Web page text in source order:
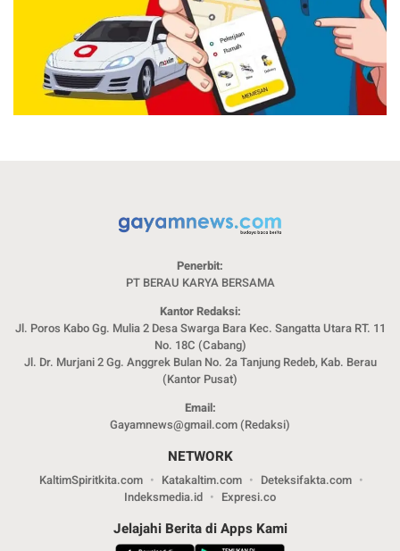
Penerbit:
PT BERAU KARYA BERSAMA
Kantor Redaksi:
Jl. Poros Kabo Gg. Mulia 2 Desa Swarga Bara Kec. Sangatta Utara RT. 11
No. 18C (Cabang)
Jl. Dr. Murjani 2 Gg. Anggrek Bulan No. 2a Tanjung Redeb, Kab. Berau
(Kantor Pusat)
Email:
Gayamnews@gmail.com (Redaksi)
NETWORK
KaltimSpiritkita.com Katakaltim.com
Deteksifakta.com
Indeksmedia.id
Expresi.co
Jelajahi Berita di Apps Kami